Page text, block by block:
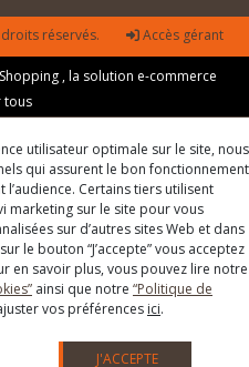
réservés. Accès gérant
, la solution e-commerce
tous
utilisateur optimale sur le site, nous
qui assurent le bon fonctionnement
Certains tiers utilisent
marketing sur le site pour vous
sur d’autres sites Web et dans
le bouton “J’accepte” vous acceptez
en savoir plus, vous pouvez lire notre
ainsi que notre “Politique de
vos préférences ici.
J'ACCEPTE